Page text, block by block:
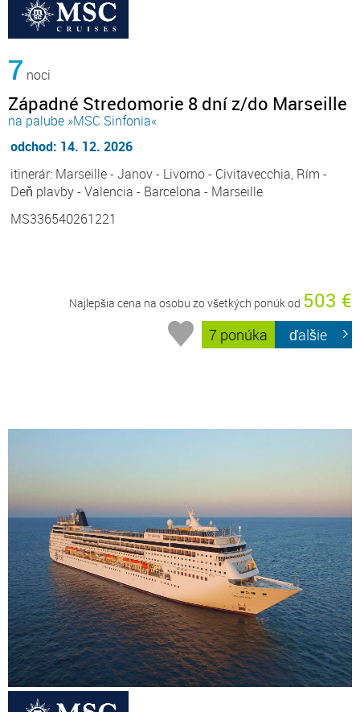
7 noci
Západné Stredomorie 8 dní z/do Marseille
na palube »MSC Sinfonia«
odchod: 14. 12. 2026
itinerár: Marseille - Janov - Livorno - Civitavecchia, Rím -
Deň plavby - Valencia - Barcelona - Marseille
MS336540261221
Najlepšia cena na osobu zo všetkých ponúk od 503 €
7 ponúka ďalšie